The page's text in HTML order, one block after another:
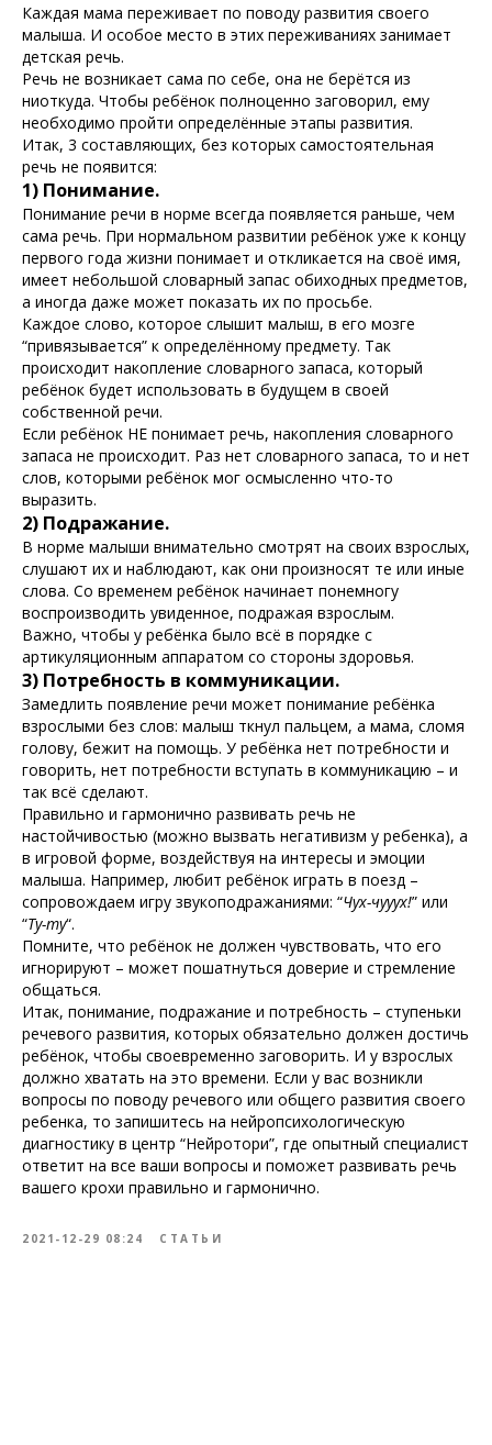
Каждая мама переживает по поводу развития своего
малыша. И особое место в этих переживаниях занимает
детская речь.
Речь не возникает сама по себе, она не берётся из
ниоткуда. Чтобы ребёнок полноценно заговорил, ему
необходимо пройти определённые этапы развития.
Итак, 3 составляющих, без которых самостоятельная
речь не появится:
1) Понимание.
Понимание речи в норме всегда появляется раньше, чем
сама речь. При нормальном развитии ребёнок уже к концу
первого года жизни понимает и откликается на своё имя,
имеет небольшой словарный запас обиходных предметов,
а иногда даже может показать их по просьбе.
Каждое слово, которое слышит малыш, в его мозге
“привязывается” к определённому предмету. Так
происходит накопление словарного запаса, который
ребёнок будет использовать в будущем в своей
собственной речи.
Если ребёнок НЕ понимает речь, накопления словарного
запаса не происходит. Раз нет словарного запаса, то и нет
слов, которыми ребёнок мог осмысленно что-то
выразить.
2) Подражание.
В норме малыши внимательно смотрят на своих взрослых,
слушают их и наблюдают, как они произносят те или иные
слова. Со временем ребёнок начинает понемногу
воспроизводить увиденное, подражая взрослым.
Важно, чтобы у ребёнка было всё в порядке с
артикуляционным аппаратом со стороны здоровья.
3) Потребность в коммуникации.
Замедлить появление речи может понимание ребёнка
взрослыми без слов: малыш ткнул пальцем, а мама, сломя
голову, бежит на помощь. У ребёнка нет потребности и
говорить, нет потребности вступать в коммуникацию – и
так всё сделают.
Правильно и гармонично развивать речь не
настойчивостью (можно вызвать негативизм у ребенка), а
в игровой форме, воздействуя на интересы и эмоции
малыша. Например, любит ребёнок играть в поезд –
сопровождаем игру звукоподражаниями: “Чух-чууух!” или
“Ту-ту“.
Помните, что ребёнок не должен чувствовать, что его
игнорируют – может пошатнуться доверие и стремление
общаться.
Итак, понимание, подражание и потребность – ступеньки
речевого развития, которых обязательно должен достичь
ребёнок, чтобы своевременно заговорить. И у взрослых
должно хватать на это времени. Если у вас возникли
вопросы по поводу речевого или общего развития своего
ребенка, то запишитесь на нейропсихологическую
диагностику в центр “Нейротори”, где опытный специалист
ответит на все ваши вопросы и поможет развивать речь
вашего крохи правильно и гармонично.
2021-12-29 08:24 СТАТЬИ